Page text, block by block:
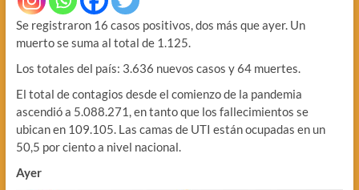
Se registraron 16 casos positivos, dos más que ayer. Un
muerto se suma al total de 1.125.
Los totales del país: 3.636 nuevos casos y 64 muertes.
El total de contagios desde el comienzo de la pandemia
ascendió a 5.088.271, en tanto que los fallecimientos se
ubican en 109.105. Las camas de UTI están ocupadas en un
50,5 por ciento a nivel nacional.
Ayer